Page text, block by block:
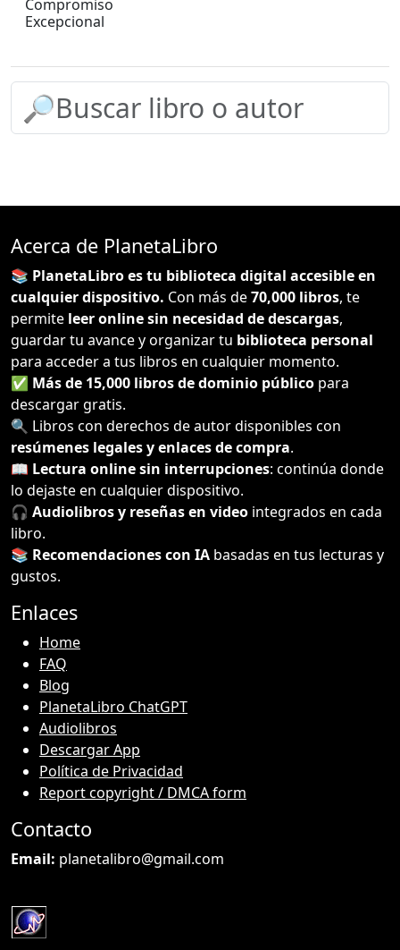
Compromiso
Excepcional
Acerca de PlanetaLibro
📚 PlanetaLibro es tu biblioteca digital accesible en
cualquier dispositivo. Con más de70,000 libros, te
permite leer online sin necesidad de descargas,
guardar tu avance y organizar tu biblioteca personal
para acceder a tus libros en cualquier momento.
✅ Más de 15,000 libros de dominio público para
descargar gratis.
🔍 Libros con derechos de autor disponibles con
resúmenes legales y enlaces de compra.
📖 Lectura online sin interrupciones: continúa donde
lo dejaste en cualquier dispositivo.
🎧 Audiolibros y reseñas en video integrados en cada
libro.
📚 Recomendaciones con IA basadas en tus lecturas y
gustos.
Enlaces
Home
FAQ
Blog
PlanetaLibro ChatGPT
Audiolibros
Descargar App
Política de Privacidad
Report copyright / DMCA form
Contacto
Email: planetalibro@gmail.com